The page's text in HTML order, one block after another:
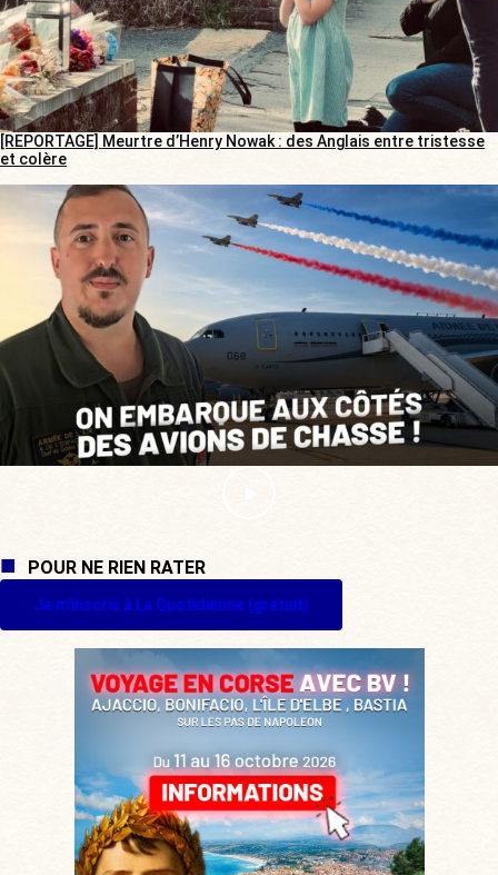
[REPORTAGE] Meurtre d’Henry Nowak : des Anglais entre tristesse
et colère
POUR NE RIEN RATER
Je m'inscris à La Quotidienne (gratuit)